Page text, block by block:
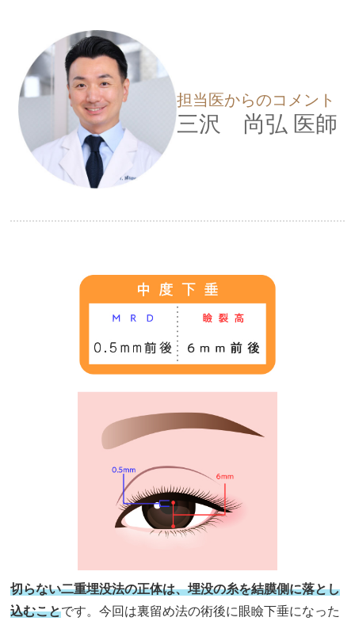
担当医からのコメント
三沢 尚弘 医師
切らない二重埋没法の正体は、埋没の糸を結膜側に落とし
込むことです。今回は裏留め法の術後に眼瞼下垂になった